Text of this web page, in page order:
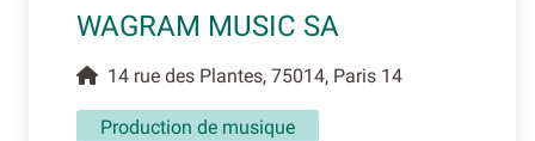
WAGRAM MUSIC SA
14 rue des Plantes, 75014, Paris 14
Production de musique